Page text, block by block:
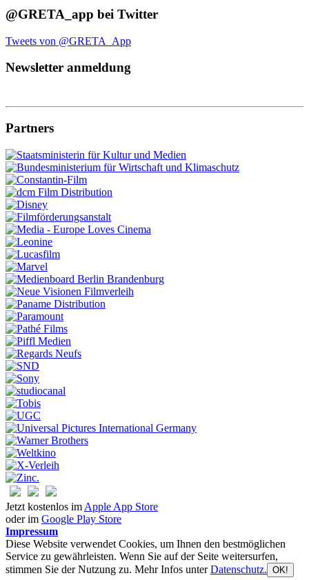
@GRETA_app bei Twitter
Tweets von @GRETA_App
Newsletter anmeldung
Partners
Jetzt kostenlos im Apple App Store
oder im Google Play Store
Impressum
Diese Website verwendet Cookies, um Ihnen den bestmöglichen
Service zu gewährleisten. Wenn Sie auf der Seite weitersurfen,
stimmen Sie der Nutzung zu. Mehr Infos unterDatenschutz. OK!